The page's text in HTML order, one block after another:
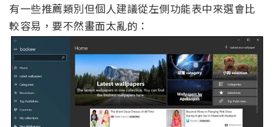
有一些推薦類別但個人建議從左側功能表中來選會比
較容易，要不然畫面太亂的：